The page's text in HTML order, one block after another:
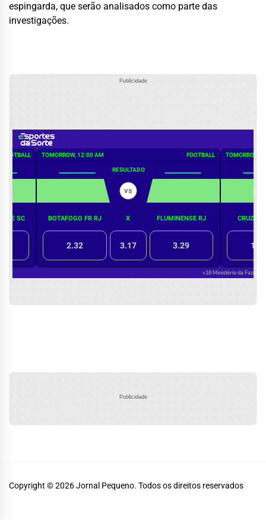
espingarda, que serão analisados como parte das
investigações.
Publicidade
Publicidade
Copyright © 2026Jornal Pequeno. Todos os direitos reservados